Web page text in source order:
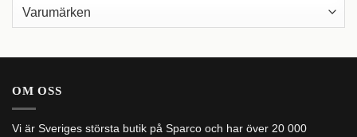
OM OSS
Vi är Sveriges största butik på Sparco och har över 20 000